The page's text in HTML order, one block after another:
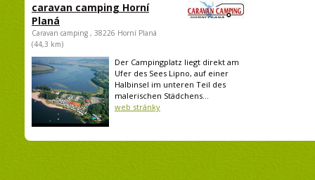
caravan camping Horní
Planá
Caravan camping , 38226 Horní Planá
(44,3 km)
Der Campingplatz liegt direkt am
Ufer des Sees Lipno, auf einer
Halbinsel im unteren Teil des
malerischen Städchens...
web stránky